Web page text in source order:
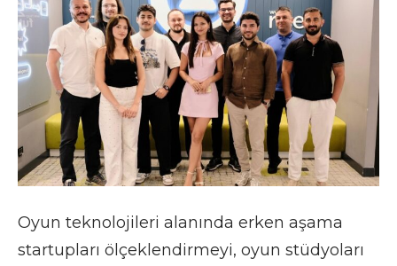
Oyun teknolojileri alanında erken aşama
startupları ölçeklendirmeyi, oyun stüdyoları